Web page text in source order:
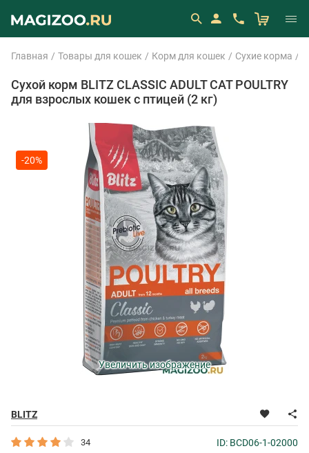
Главная Товары для кошек Корм для кошек Сухие корма
Сухой корм BLITZ CLASSIC ADULT CAT POULTRY
для взрослых кошек с птицей (2 кг)
BLITZ
-20%
Увеличить изображение
34
ID: BCD06-1-02000